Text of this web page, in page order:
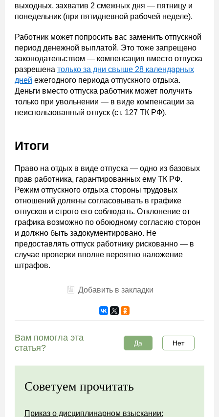
выходных, захватив 2 смежных дня — пятницу и
понедельник (при пятидневной рабочей неделе).
Работник может попросить вас заменить отпускной
период денежной выплатой. Это тоже запрещено
законодательством — компенсация вместо отпуска
разрешена только за дни свыше 28 календарных
дней ежегодного периода отпускного отдыха.
Деньги вместо отпуска работник может получить
только при увольнении — в виде компенсации за
неиспользованный отпуск (ст. 127 ТК РФ).
Итоги
Право на отдых в виде отпуска — одно из базовых
прав работника, гарантированных ему ТК РФ.
Режим отпускного отдыха стороны трудовых
отношений должны согласовывать в графике
отпусков и строго его соблюдать. Отклонение от
графика возможно по обоюдному согласию сторон
и должно быть задокументировано. Не
предоставлять отпуск работнику рискованно — в
случае проверки вполне вероятно наложение
штрафов.
Добавить в закладки
Вам помогла эта
статья?
Да Нет
Советуем прочитать
Приказ о дисциплинарном взыскании: